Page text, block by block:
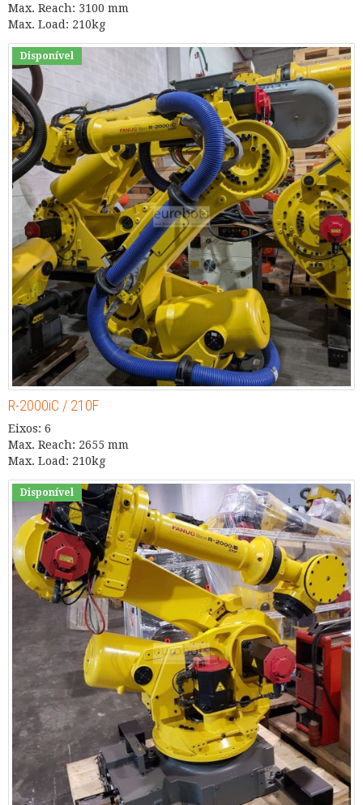
Max. Reach: 3100 mm
Max. Load: 210kg
Disponível
R-2000iC / 210F
Eixos: 6
Max. Reach: 2655 mm
Max. Load: 210kg
Disponível